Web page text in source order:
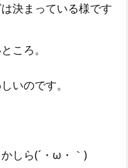
決まっている様です
ころ。
いのです。
しら(´・ω・｀)